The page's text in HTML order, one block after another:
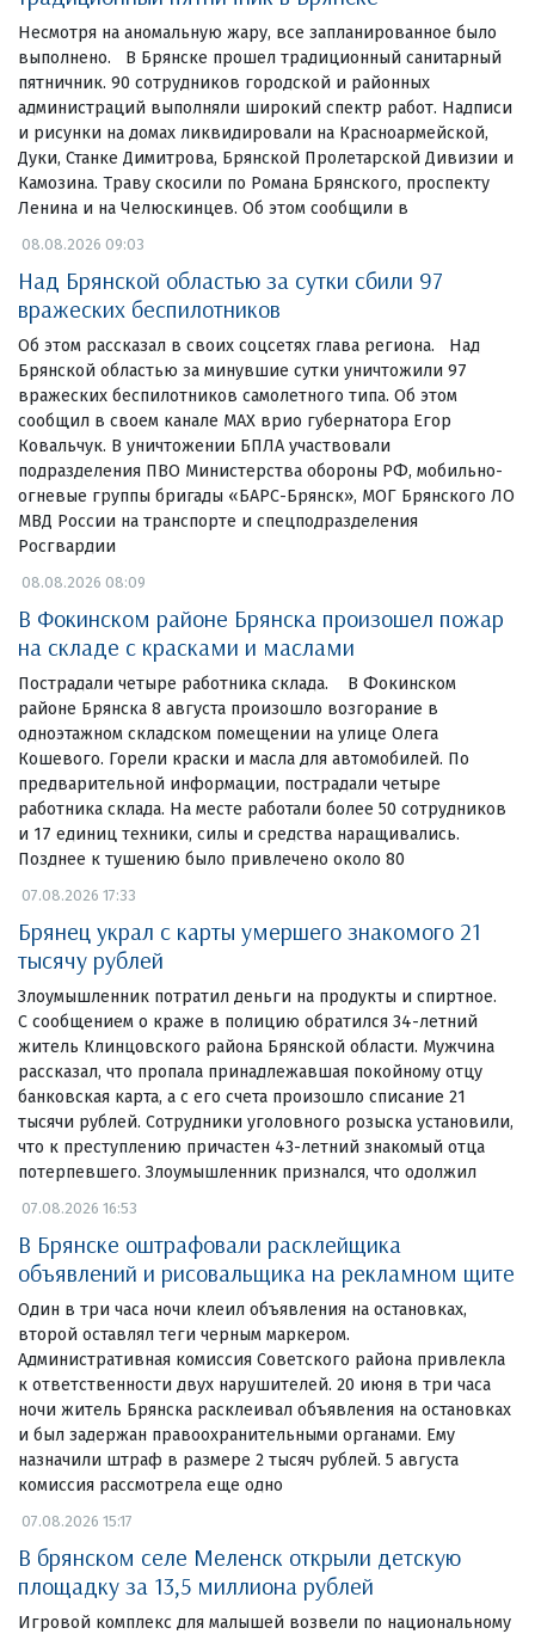
Несмотря на аномальную жару, все запланированное было
выполнено. В Брянске прошел традиционный санитарный
пятничник. 90 сотрудников городской и районных
администраций выполняли широкий спектр работ. Надписи
и рисунки на домах ликвидировали на Красноармейской,
Дуки, Станке Димитрова, Брянской Пролетарской Дивизии и
Камозина. Траву скосили по Романа Брянского, проспекту
Ленина и на Челюскинцев. Об этом сообщили в
08.08.2026 09:03
Над Брянской областью за сутки сбили 97
вражеских беспилотников
Об этом рассказал в своих соцсетях глава региона. Над
Брянской областью за минувшие сутки уничтожили 97
вражеских беспилотников самолетного типа. Об этом
сообщил в своем канале МАХ врио губернатора Егор
Ковальчук. В уничтожении БПЛА участвовали
подразделения ПВО Министерства обороны РФ, мобильно-
огневые группы бригады «БАРС-Брянск», МОГ Брянского ЛО
МВД России на транспорте и спецподразделения
Росгвардии
08.08.2026 08:09
В Фокинском районе Брянска произошел пожар
на складе с красками и маслами
Пострадали четыре работника склада. В Фокинском
районе Брянска 8 августа произошло возгорание в
одноэтажном складском помещении на улице Олега
Кошевого. Горели краски и масла для автомобилей. По
предварительной информации, пострадали четыре
работника склада. На месте работали более 50 сотрудников
и 17 единиц техники, силы и средства наращивались.
Позднее к тушению было привлечено около 80
07.08.2026 17:33
Брянец украл с карты умершего знакомого 21
тысячу рублей
Злоумышленник потратил деньги на продукты и спиртное.
С сообщением о краже в полицию обратился 34-летний
житель Клинцовского района Брянской области. Мужчина
рассказал, что пропала принадлежавшая покойному отцу
банковская карта, а с его счета произошло списание 21
тысячи рублей. Сотрудники уголовного розыска установили,
что к преступлению причастен 43-летний знакомый отца
потерпевшего. Злоумышленник признался, что одолжил
07.08.2026 16:53
В Брянске оштрафовали расклейщика
объявлений и рисовальщика на рекламном щите
Один в три часа ночи клеил объявления на остановках,
второй оставлял теги черным маркером.
Административная комиссия Советского района привлекла
к ответственности двух нарушителей. 20 июня в три часа
ночи житель Брянска расклеивал объявления на остановках
и был задержан правоохранительными органами. Ему
назначили штраф в размере 2 тысяч рублей. 5 августа
комиссия рассмотрела еще одно
07.08.2026 15:17
В брянском селе Меленск открыли детскую
площадку за 13,5 миллиона рублей
Игровой комплекс для малышей возвели по национальному